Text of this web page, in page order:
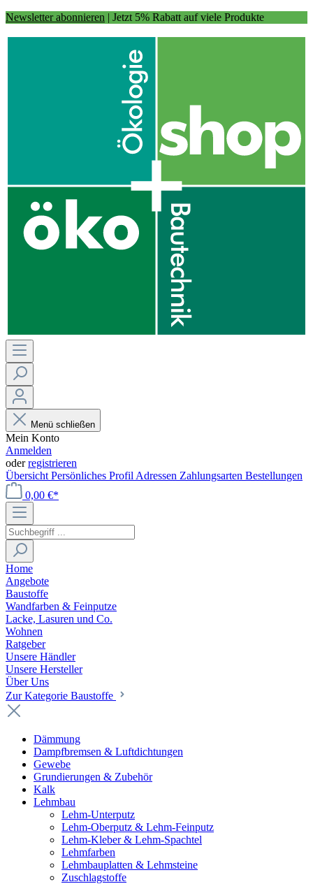
Newsletter abonnieren | Jetzt 5% Rabatt auf viele Produkte
Menü schließen
Mein Konto
Anmelden
oderregistrieren
Übersicht Persönliches Profil Adressen Zahlungsarten Bestellungen
0,00 €*
Home
Angebote
Baustoffe
Wandfarben & Feinputze
Lacke, Lasuren und Co.
Wohnen
Ratgeber
Unsere Händler
Unsere Hersteller
Über Uns
Zur Kategorie Baustoffe
Dämmung
Dampfbremsen & Luftdichtungen
Gewebe
Grundierungen & Zubehör
Kalk
Lehmbau
Lehm-Unterputz
Lehm-Oberputz & Lehm-Feinputz
Lehm-Kleber & Lehm-Spachtel
Lehmfarben
Lehmbauplatten & Lehmsteine
Zuschlagstoffe